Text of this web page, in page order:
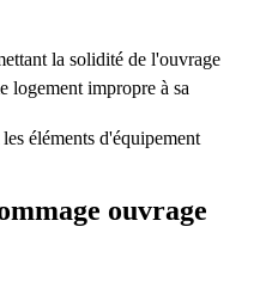
la solidité de l'ouvrage
logement impropre à sa
éléments d'équipement
ouvrage